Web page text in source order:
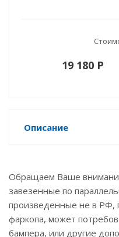
19 180 P
Описание
Обращаем Ваше
завезенные по
произведенные не в РФ,
фаркопа, может
бампера, или другие